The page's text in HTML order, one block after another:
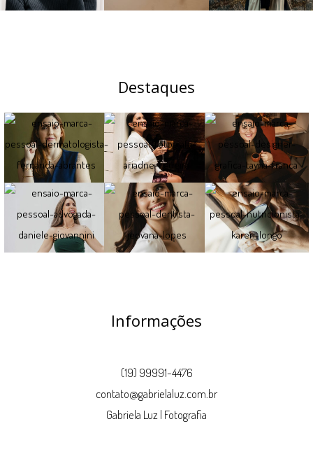
Destaques
Informações
(19) 99991-4476
contato@gabrielaluz.com.br
Gabriela Luz | Fotografia